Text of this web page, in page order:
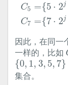
C5 ={5 ⋅ 2j
C7 ={7 ⋅ 2j
因此，在同一
一样的，比如
{0, 1, 3, 5, 7}
{0,1,3,5 ,7}
集合。